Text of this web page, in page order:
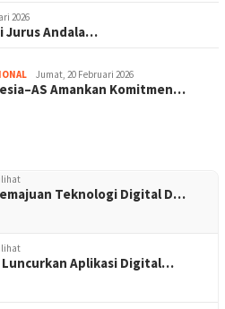
2026
Jurus Andala…
Jumat, 20 Februari 2026
Amankan Komitmen…
Teknologi Digital D…
Luncurkan Aplikasi Digital…